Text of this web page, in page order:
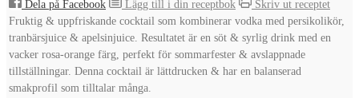
Dela på Facebook
Lägg till i din receptbok
Skriv ut receptet
Fruktig & uppfriskande cocktail som kombinerar vodka med persikolikör,
tranbärsjuice & apelsinjuice. Resultatet är en söt & syrlig drink med en
vacker rosa-orange färg, perfekt för sommarfester & avslappnade
tillställningar. Denna cocktail är lättdrucken & har en balanserad
smakprofil som tilltalar många.